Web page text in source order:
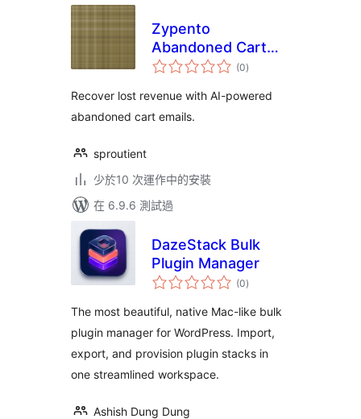
Zypento
Abandoned Cart
Recovery
(0總
評)
Recover lost revenue with AI-powered
abandoned cart emails.
sproutient
少於10 次運作中的安裝
在 6.9.6 測試過
DazeStack Bulk
Plugin Manager
(0總
評)
The most beautiful, native Mac-like bulk
plugin manager for WordPress. Import,
export, and provision plugin stacks in
one streamlined workspace.
Ashish Dung Dung